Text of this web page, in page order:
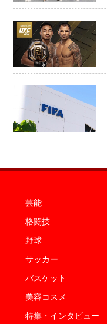
芸能
格闘技
野球
サッカー
バスケット
美容コスメ
特集・インタビュー